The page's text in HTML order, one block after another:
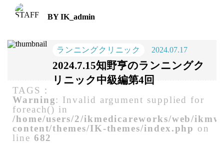
BY IK_admin
ランニングクリニック 2024.07.17
2024.7.15知野亨のランニングク
リニック中級編第4回
TAGS：
Warning: Invalid argument supplied for
foreach() in
/home/users/2/ikmedicareworks/web/
content/themes/IK-themes/index.php on
line 682